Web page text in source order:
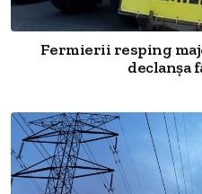
Fermierii resping
declanșa